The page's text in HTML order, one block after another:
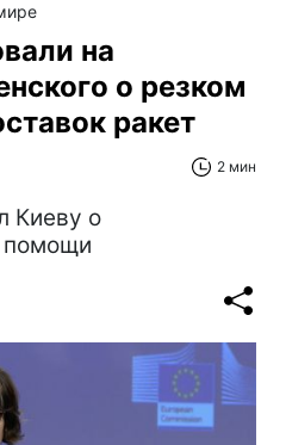
на
о резком
ракет
2 мин
Киеву о
помощи